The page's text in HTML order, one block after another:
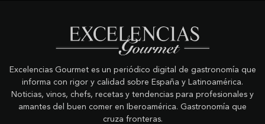
Excelencias Gourmet es un periódico digital de gastronomía que
informa con rigor y calidad sobre España y Latinoamérica.
Noticias, vinos, chefs, recetas y tendencias para profesionales y
amantes del buen comer en Iberoamérica. Gastronomía que
cruza fronteras.